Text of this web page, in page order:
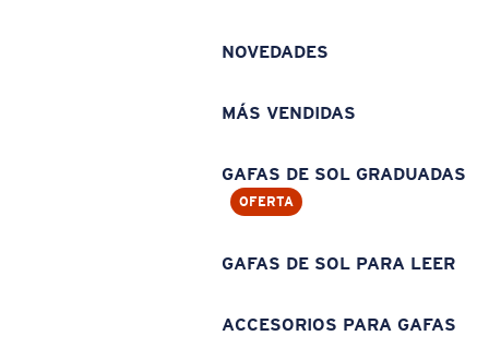
NOVEDADES
MÁS VENDIDAS
GAFAS DE SOL GRADUADAS
OFERTA
GAFAS DE SOL PARA LEER
ACCESORIOS PARA GAFAS